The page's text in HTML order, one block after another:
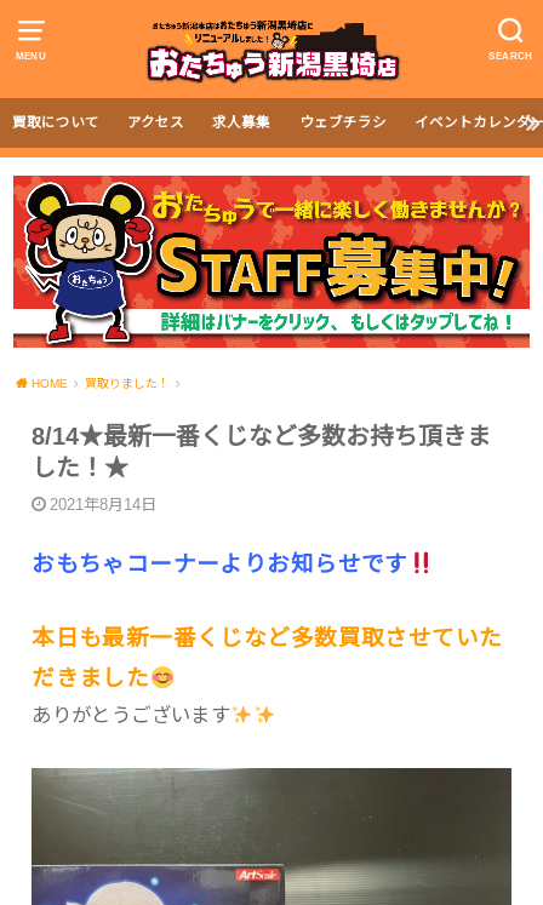
MENU SEARCH
買取について アクセス 求人募集 ウェブチラシ イベントカレンダ
HOME 買取りました！
8/14★最新一番くじなど多数お持ち頂きま
した！★
2021年8月14日
おもちゃコーナーよりお知らせです
本日も最新一番くじなど多数買取させていた
だきました
ありがとうございます